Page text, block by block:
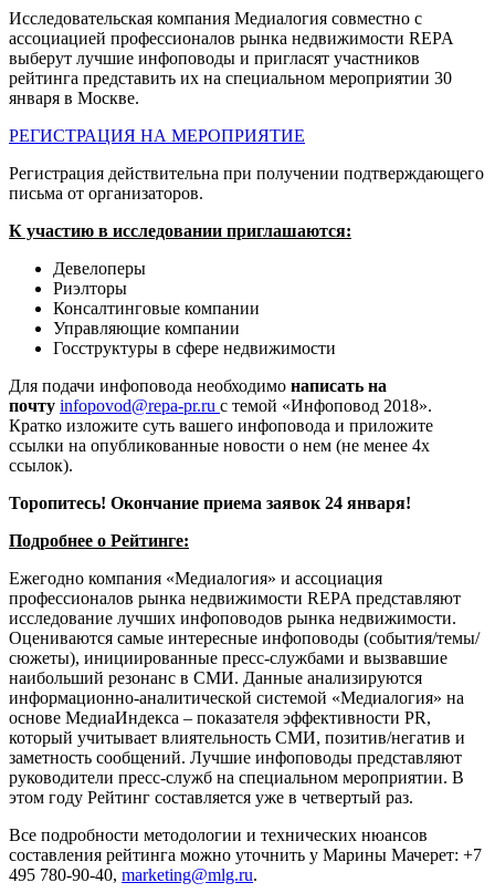
Исследовательская компания Медиалогия совместно с
ассоциацией профессионалов рынка недвижимости REPA
выберут лучшие инфоповоды и пригласят участников
рейтинга представить их на специальном мероприятии 30
января в Москве.
РЕГИСТРАЦИЯ НА МЕРОПРИЯТИЕ
Регистрация действительна при получении подтверждающего
письма от организаторов.
К участию в исследовании приглашаются:
Девелоперы
Риэлторы
Консалтинговые компании
Управляющие компании
Госструктуры в сфере недвижимости
Для подачи инфоповода необходимо написать на
почту infopovod@repa-pr.ru с темой «Инфоповод 2018».
Кратко изложите суть вашего инфоповода и приложите
ссылки на опубликованные новости о нем (не менее 4х
ссылок).
Торопитесь! Окончание приема заявок 24 января!
Подробнее о Рейтинге:
Ежегодно компания «Медиалогия» и ассоциация
профессионалов рынка недвижимости REPA представляют
исследование лучших инфоповодов рынка недвижимости.
Оцениваются самые интересные инфоповоды (события/темы/
сюжеты), инициированные пресс-службами и вызвавшие
наибольший резонанс в СМИ. Данные анализируются
информационно-аналитической системой «Медиалогия» на
основе МедиаИндекса – показателя эффективности PR,
который учитывает влиятельность СМИ, позитив/негатив и
заметность сообщений. Лучшие инфоповоды представляют
руководители пресс-служб на специальном мероприятии. В
этом году Рейтинг составляется уже в четвертый раз.
Все подробности методологии и технических нюансов
составления рейтинга можно уточнить у Марины Мачерет: +7
495 780-90-40, marketing@mlg.ru.